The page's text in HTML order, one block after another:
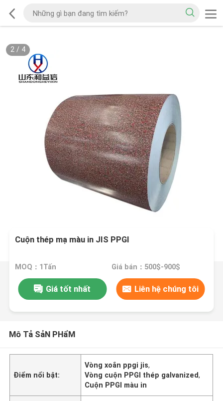
2/ 4
Cuộn thép mạ màu in JIS PPGI
MOQ：1Tấn Giá bán：500$-900$
Giá tốt nhất Liên hệ chúng tôi
Mô Tả SảN PHẩM
Điểm nổi bật:
Vòng xoắn ppgi jis,
Vòng cuộn PPGI thép galvanized,
Cuộn PPGI màu in